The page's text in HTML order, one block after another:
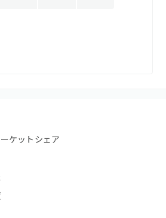
ケットシェア